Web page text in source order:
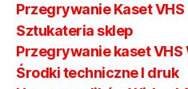
Przegrywanie Kaset VHS
Sztukateria sklep
Przegrywanie kaset VHS
Środki techniczne I druk